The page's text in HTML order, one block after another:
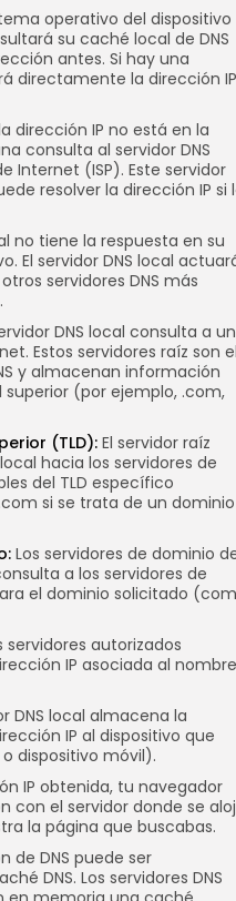
operativo del dispositivo
su caché local de DNS
antes. Si hay una
directamente la dirección IP
dirección IP no está en la
consulta al servidor DNS
Internet (ISP). Este servidor
resolver la dirección IP si
no tiene la respuesta en su
El servidor DNS local
servidores DNS más
DNS local consulta a
Estos servidores raíz son
y almacenan información
(por ejemplo, .com,
(TLD):El servidor raíz
hacia los servidores de
del TLD específico
si se trata de un dominio
Los servidores de dominio
a los servidores de
el dominio solicitado
servidores autorizados
IP asociada al nombre
DNS local almacena la
IP al dispositivo que
dispositivo móvil).
IP obtenida, tu navegador
con el servidor donde se
la página que buscabas.
de DNS puede ser
DNS. Los servidores DNS